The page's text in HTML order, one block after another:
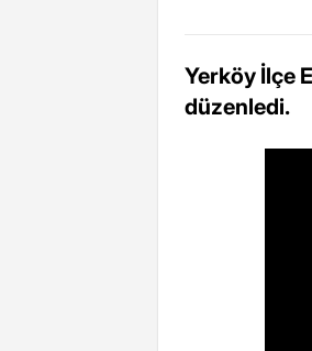
Yerköy İlçe
düzenledi.